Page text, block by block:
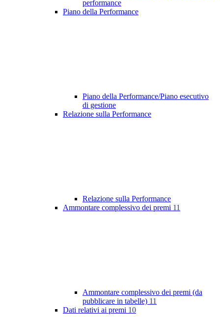
performance
Piano della Performance
Piano della Performance/Piano esecutivo
di gestione
Relazione sulla Performance
Relazione sulla Performance
Ammontare complessivo dei premi 11
Ammontare complessivo dei premi (da
pubblicare in tabelle) 11
Dati relativi ai premi 10